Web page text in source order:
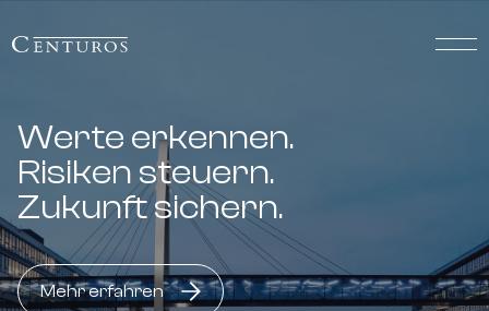
Werte erkennen.
Risiken steuern.
Zukunft sichern.
Mehr erfahren